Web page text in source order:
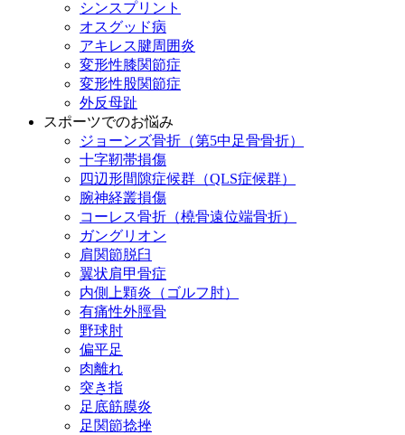
シンスプリント
オスグッド病
アキレス腱周囲炎
変形性膝関節症
変形性股関節症
外反母趾
スポーツでのお悩み
ジョーンズ骨折（第5中足骨骨折）
十字靭帯損傷
四辺形間隙症候群（QLS症候群）
腕神経叢損傷
コーレス骨折（橈骨遠位端骨折）
ガングリオン
肩関節脱臼
翼状肩甲骨症
内側上顆炎（ゴルフ肘）
有痛性外脛骨
野球肘
偏平足
肉離れ
突き指
足底筋膜炎
足関節捻挫